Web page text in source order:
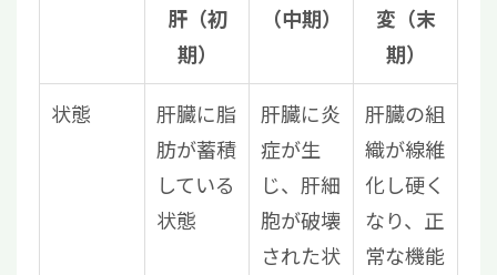
肝（初
期）
（中期）
変（末
期）
状態
肝臓に脂
肪が蓄積
している
状態
肝臓に炎
症が生
じ、肝細
胞が破壊
された状
肝臓の組
織が線維
化し硬く
なり、正
常な機能